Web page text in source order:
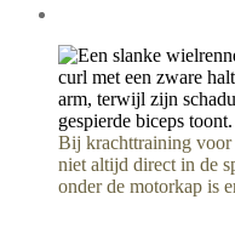
Bij krachttraining voor
niet altijd direct in de
onder de motorkap is